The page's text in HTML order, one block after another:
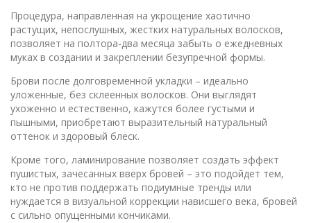
Процедура, направленная на укрощение хаотично
растущих, непослушных, жестких натуральных волосков,
позволяет на полтора-два месяца забыть о ежедневных
муках в создании и закреплении безупречной формы.
Брови после долговременной укладки – идеально
уложенные, без склеенных волосков. Они выглядят
ухоженно и естественно, кажутся более густыми и
пышными, приобретают выразительный натуральный
оттенок и здоровый блеск.
Кроме того, ламинирование позволяет создать эффект
пушистых, зачесанных вверх бровей – это подойдет тем,
кто не против поддержать подиумные тренды или
нуждается в визуальной коррекции нависшего века, бровей
с сильно опущенными кончиками.